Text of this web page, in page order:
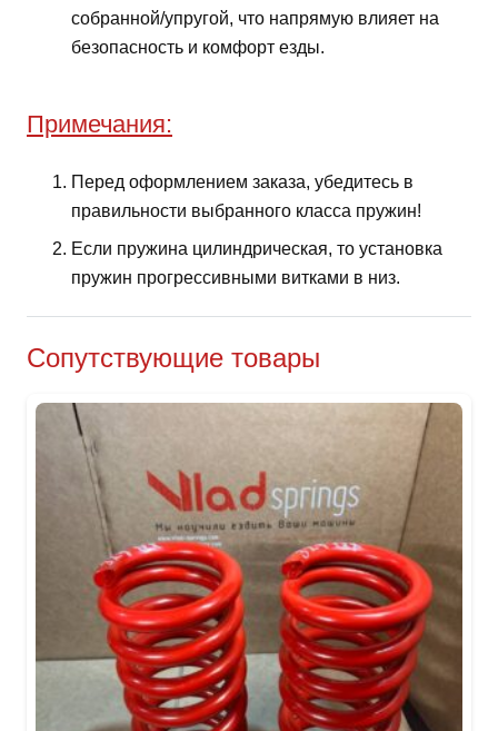
собранной/упругой, что напрямую влияет на
безопасность и комфорт езды.
Примечания:
Перед оформлением заказа, убедитесь в
правильности выбранного класса пружин!
Если пружина цилиндрическая, то установка
пружин прогрессивными витками в низ.
Сопутствующие товары